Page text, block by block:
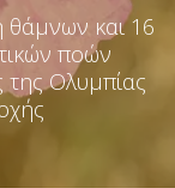
θάμνων και 16
ποών
της Ολυμπίας